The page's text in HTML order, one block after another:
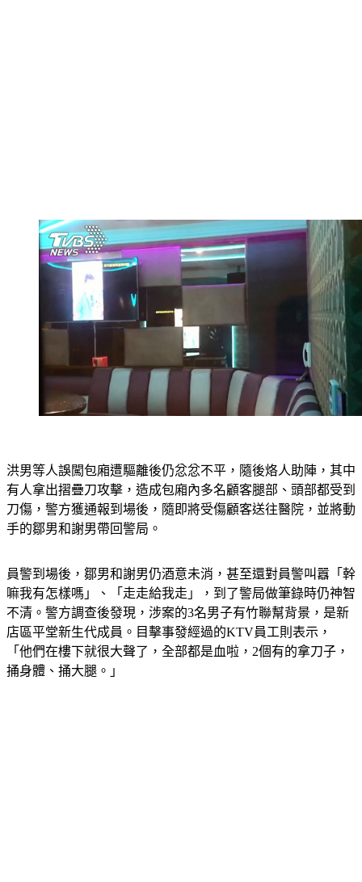
洪男等人誤闖包廂遭驅離後仍忿忿不平，隨後烙人助陣，其中
有人拿出摺疊刀攻擊，造成包廂內多名顧客腿部、頭部都受到
刀傷，警方獲通報到場後，隨即將受傷顧客送往醫院，並將動
員警到場後，鄒男和謝男仍酒意未消，甚至還對員警叫囂「幹
嘛我有怎樣嗎」、「走走給我走」，到了警局做筆錄時仍神智
不清。警方調查後發現，涉案的3名男子有竹聯幫背景，是新
店區平堂新生代成員。目擊事發經過的KTV員工則表示，
「他們在樓下就很大聲了，全部都是血啦，2個有的拿刀子，